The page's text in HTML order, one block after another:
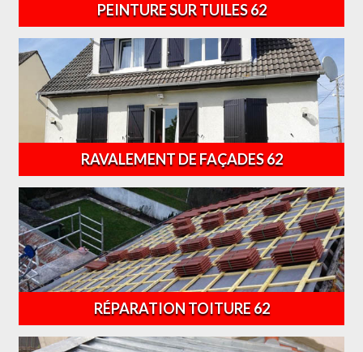
PEINTURE SUR TUILES 62
RAVALEMENT DE FAÇADES 62
RÉPARATION TOITURE 62